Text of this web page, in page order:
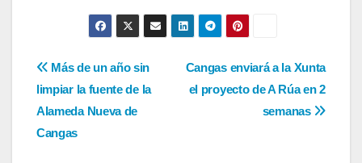
Navegación
de
entradas
Cangas enviará a la Xunta
el proyecto de A Rúa en 2
semanas
Más de un año sin
limpiar la fuente de la
Alameda Nueva de
Cangas